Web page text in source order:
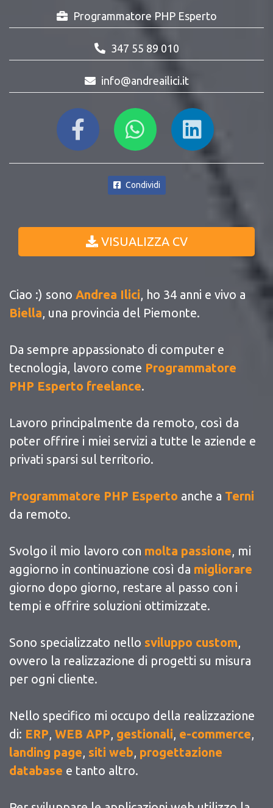
Programmatore PHP Esperto
347 55 89 010
info@andreailici.it
Condividi
VISUALIZZA CV
Ciao :) sono Andrea Ilici, ho 34 anni e vivo a
Biella, una provincia del Piemonte.
Da sempre appassionato di computer e
tecnologia, lavoro come Programmatore
PHP Esperto freelance.
Lavoro principalmente da remoto, così da
poter offrire i miei servizi a tutte le aziende e
privati sparsi sul territorio.
Programmatore PHP Esperto anche a Terni
da remoto.
Svolgo il mio lavoro con molta passione, mi
aggiorno in continuazione così da migliorare
giorno dopo giorno, restare al passo con i
tempi e offrire soluzioni ottimizzate.
Sono specializzato nello sviluppo custom,
ovvero la realizzazione di progetti su misura
per ogni cliente.
Nello specifico mi occupo della realizzazione
di: ERP, WEB APP, gestionali, e-commerce,
landing page, siti web, progettazione
database e tanto altro.